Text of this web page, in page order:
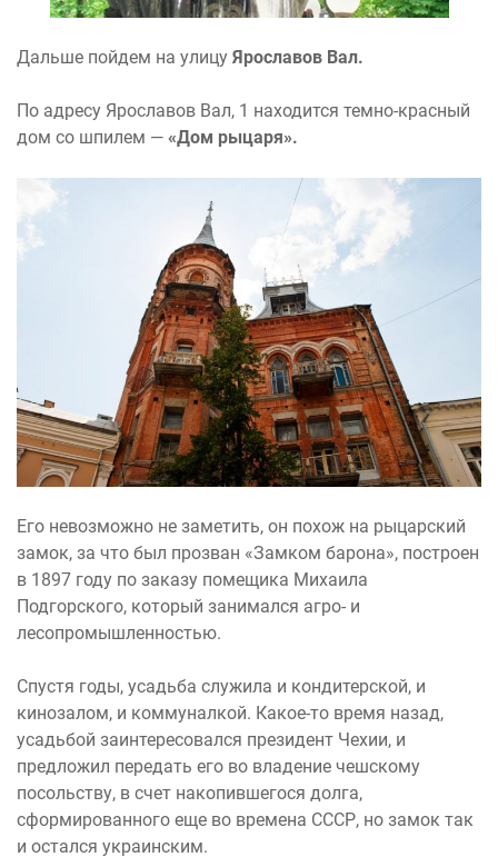
Дальше пойдем на улицу Ярославов Вал.
По адресу Ярославов Вал, 1 находится темно-красный
дом со шпилем — «Дом рыцаря».
Его невозможно не заметить, он похож на рыцарский
замок, за что был прозван «Замком барона», построен
в 1897 году по заказу помещика Михаила
Подгорского, который занимался агро- и
лесопромышленностью.
Спустя годы, усадьба служила и кондитерской, и
кинозалом, и коммуналкой. Какое-то время назад,
усадьбой заинтересовался президент Чехии, и
предложил передать его во владение чешскому
посольству, в счет накопившегося долга,
сформированного еще во времена СССР, но замок так
и остался украинским.